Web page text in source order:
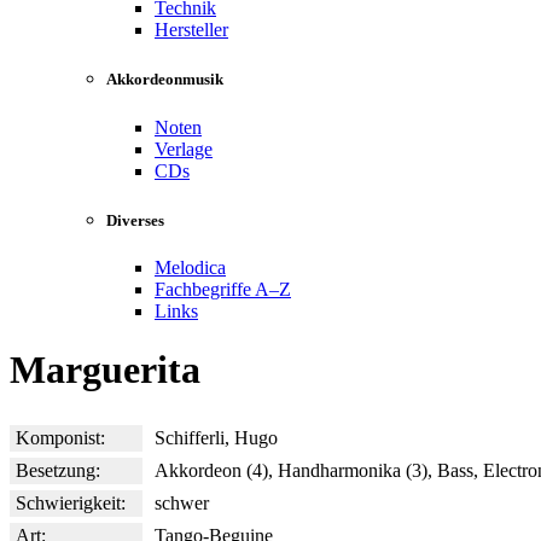
Technik
Hersteller
Akkordeonmusik
Noten
Verlage
CDs
Diverses
Melodica
Fachbegriffe A–Z
Links
Marguerita
Komponist:
Schifferli, Hugo
Besetzung:
Akkordeon (4), Handharmonika (3), Bass,
Schwierigkeit:
schwer
Art:
Tango-Beguine